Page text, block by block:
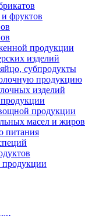
фруктов
продукции
изделий
субпродукты
продукцию
изделий
продукции
масел и жиров
питания